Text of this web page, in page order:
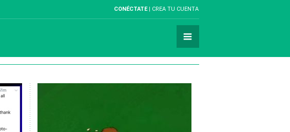
CONÉCTATE CREA TU CUENTA